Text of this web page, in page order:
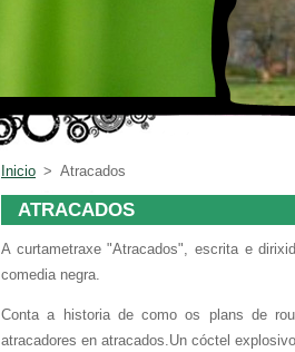
Inicio > Atracados
ATRACADOS
A curtametraxe "Atracados", escrita e
comedia negra.
Conta a historia de como os plans de
atracadores en atracados.Un cóctel